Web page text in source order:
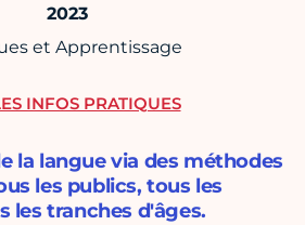
2023
et Apprentissage
la langue via des méthodes
les publics, tous les
les tranches d'âges.
INFOS PRATIQUES